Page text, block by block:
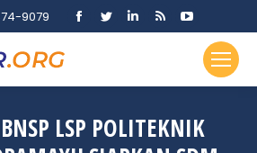
9079
Facebook
in
window
Twitter
in
window
Linkedin
in
window
Rss
opens
in
window
YouTube
page
opens
in
window
LSP POLITEKNIK